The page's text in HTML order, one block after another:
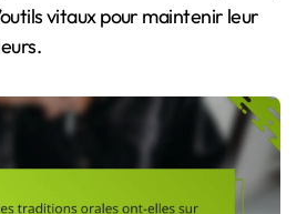
vitaux pour maintenir leur